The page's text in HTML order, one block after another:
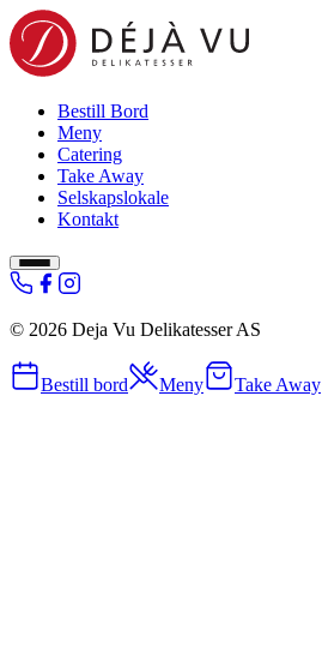
Bestill Bord
Meny
Catering
Take Away
Selskapslokale
Kontakt
© 2026 Deja Vu Delikatesser AS
Bestill bord Meny Take Away